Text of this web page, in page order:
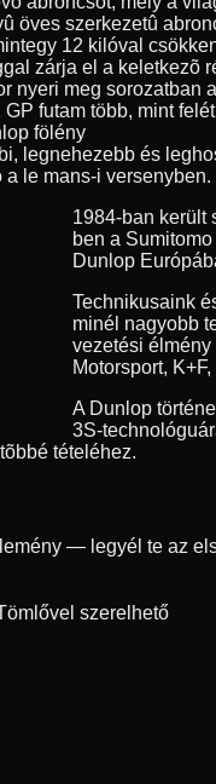
öves szerkezetû
12 kilóval
zárja el a keletkezõ
nyeri meg sorozatban
futam több, mint
fölény
legnehezebb és
a le mans-i versenyben.
1984-ban került
ben a
Dunlop
Technikusaink
minél nagyobb
vezetési
Motorsport,
A Dunlop
3S-
tételéhez.
— legyél te az
szerelhető